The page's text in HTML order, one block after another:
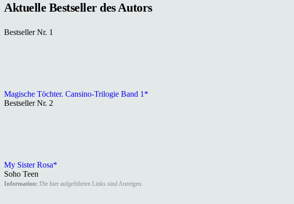
Aktuelle Bestseller des Autors
Bestseller Nr. 1
Magische Töchter. Cansino-Trilogie Band 1*
Bestseller Nr. 2
My Sister Rosa*
Soho Teen
Information: Die hier aufgeführten Links sind Anzeigen.